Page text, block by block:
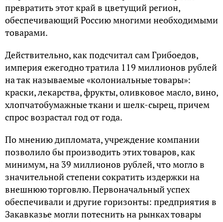
превратить этот край в цветущий регион,
обеспечивающий Россию многими необходимыми
товарами.
Действительно, как подсчитал сам Грибоедов,
империя ежегодно тратила 119 миллионов рублей
на так называемые «колониальные товары»:
краски, лекарства, фрукты, оливковое масло, вино,
хлопчатобумажные ткани и шелк-сырец, причем
спрос возрастал год от года.
По мнению дипломата, учреждение компании
позволило бы производить этих товаров, как
минимум, на 39 миллионов рублей, что могло в
значительной степени сократить издержки на
внешнюю торговлю. Первоначальный успех
обеспечивали и другие горизонты: предприятия в
Закавказье могли потеснить на рынках товары